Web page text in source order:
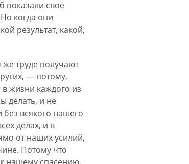
показали свое
когда они
результат, какой,
же труде получают
— потому,
жизни каждого из
делать, и не
всякого нашего
делах, и в
от наших усилий,
Потому что